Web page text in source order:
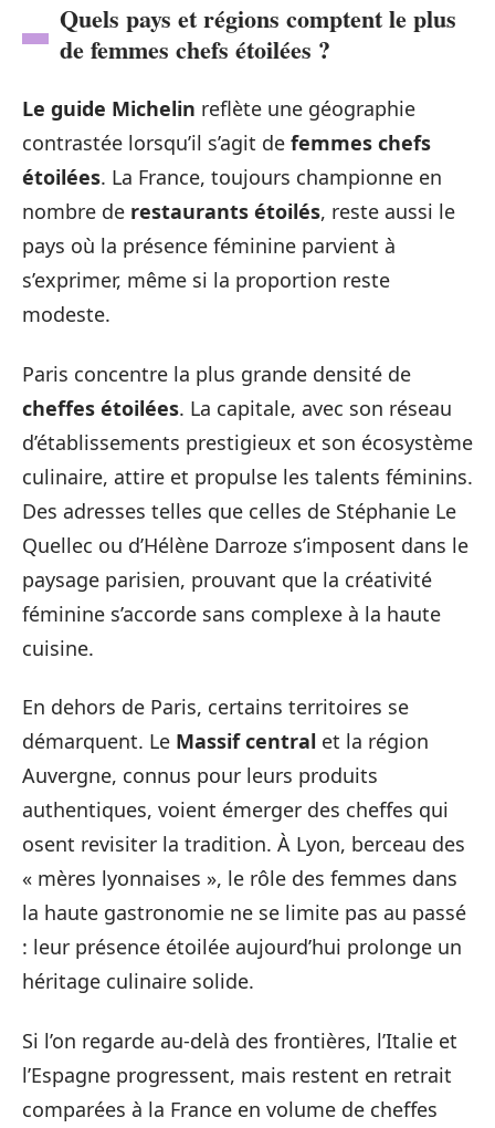
Quels pays et régions comptent le plus
de femmes chefs étoilées ?
Le guide Michelin reflète une géographie
contrastée lorsqu’il s’agit de femmes chefs
étoilées. La France, toujours championne en
nombre de restaurants étoilés, reste aussi le
pays où la présence féminine parvient à
s’exprimer, même si la proportion reste
modeste.
Paris concentre la plus grande densité de
cheffes étoilées. La capitale, avec son réseau
d’établissements prestigieux et son écosystème
culinaire, attire et propulse les talents féminins.
Des adresses telles que celles de Stéphanie Le
Quellec ou d’Hélène Darroze s’imposent dans le
paysage parisien, prouvant que la créativité
féminine s’accorde sans complexe à la haute
cuisine.
En dehors de Paris, certains territoires se
démarquent. Le Massif central et la région
Auvergne, connus pour leurs produits
authentiques, voient émerger des cheffes qui
osent revisiter la tradition. À Lyon, berceau des
« mères lyonnaises », le rôle des femmes dans
la haute gastronomie ne se limite pas au passé
: leur présence étoilée aujourd’hui prolonge un
héritage culinaire solide.
Si l’on regarde au-delà des frontières, l’Italie et
l’Espagne progressent, mais restent en retrait
comparées à la France en volume de cheffes